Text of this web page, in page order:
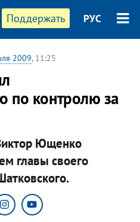
Поддержать РУС
2009, 11:25
по контролю за
Ющенко
главы своего